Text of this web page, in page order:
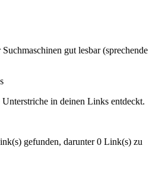
gut lesbar (sprechende
in deinen Links entdeckt.
gefunden, darunter 0 Link(s) zu